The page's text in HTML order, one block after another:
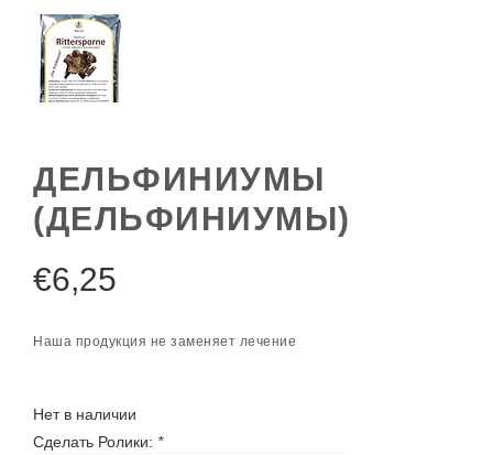
ДЕЛЬФИНИУМЫ
(ДЕЛЬФИНИУМЫ)
€6,25
Наша продукция не заменяет лечение
Нет в наличии
Сделать Ролики: *